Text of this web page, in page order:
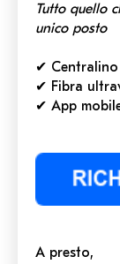
Tutto quello
unico posto
✔
✔ Fibra
✔ App
A presto,